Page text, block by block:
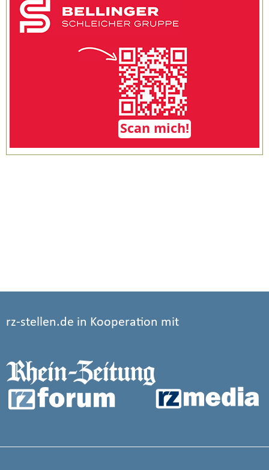
rz-stellen.de in Kooperation mit